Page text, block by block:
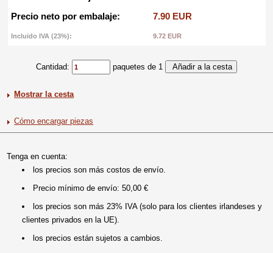
Precio neto por embalaje:
7.90 EUR
Incluido IVA (23%): 9.72 EUR
Cantidad: paquetes de 1
Mostrar la cesta
Cómo encargar piezas
Tenga en cuenta:
los precios son más costos de envío.
Precio mínimo de envío: 50,00 €
los precios son más 23% IVA (solo para los clientes irlandeses y
clientes privados en la UE).
los precios están sujetos a cambios.